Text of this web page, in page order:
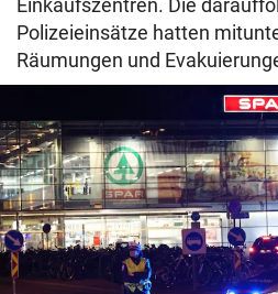
Einkaufszentren. Die
Polizeieinsätze hatten
Räumungen und